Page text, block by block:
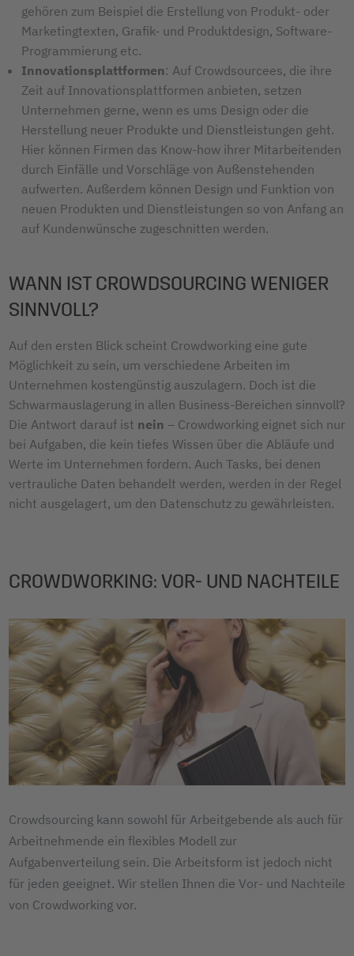
gehören zum Beispiel die Erstellung von Produkt- oder
Marketingtexten, Grafik- und Produktdesign, Software-
Programmierung etc.
Innovationsplattformen: Auf Crowdsourcees, die ihre
Zeit auf Innovationsplattformen anbieten, setzen
Unternehmen gerne, wenn es ums Design oder die
Herstellung neuer Produkte und Dienstleistungen geht.
Hier können Firmen das Know-how ihrer Mitarbeitenden
durch Einfälle und Vorschläge von Außenstehenden
aufwerten. Außerdem können Design und Funktion von
neuen Produkten und Dienstleistungen so von Anfang an
auf Kundenwünsche zugeschnitten werden.
WANN IST CROWDSOURCING WENIGER
SINNVOLL?
Auf den ersten Blick scheint Crowdworking eine gute
Möglichkeit zu sein, um verschiedene Arbeiten im
Unternehmen kostengünstig auszulagern. Doch ist die
Schwarmauslagerung in allen Business-Bereichen sinnvoll?
Die Antwort darauf ist nein – Crowdworking eignet sich nur
bei Aufgaben, die kein tiefes Wissen über die Abläufe und
Werte im Unternehmen fordern. Auch Tasks, bei denen
vertrauliche Daten behandelt werden, werden in der Regel
nicht ausgelagert, um den Datenschutz zu gewährleisten.
CROWDWORKING: VOR- UND NACHTEILE
Crowdsourcing kann sowohl für Arbeitgebende als auch für
Arbeitnehmende ein flexibles Modell zur
Aufgabenverteilung sein. Die Arbeitsform ist jedoch nicht
für jeden geeignet. Wir stellen Ihnen die Vor- und Nachteile
von Crowdworking vor.